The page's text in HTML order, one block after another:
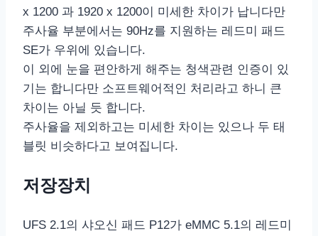
x 1200 과 1920 x 1200이 미세한 차이가 납니다만
주사율 부분에서는 90Hz를 지원하는 레드미 패드
SE가 우위에 있습니다.
이 외에 눈을 편안하게 해주는 청색관련 인증이 있
기는 합니다만 소프트웨어적인 처리라고 하니 큰
차이는 아닐 듯 합니다.
주사율을 제외하고는 미세한 차이는 있으나 두 태
블릿 비슷하다고 보여집니다.
저장장치
UFS 2.1의 샤오신 패드 P12가 eMMC 5.1의 레드미